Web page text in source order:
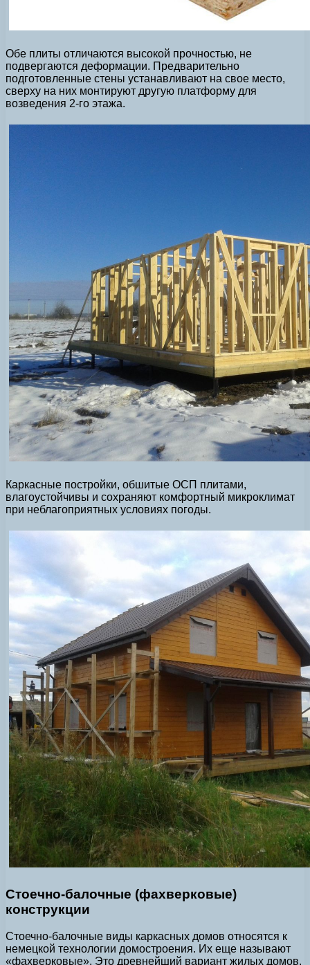
Обе плиты отличаются высокой прочностью, не
подвергаются деформации. Предварительно
подготовленные стены устанавливают на свое место,
сверху на них монтируют другую платформу для
возведения 2-го этажа.
Каркасные постройки, обшитые ОСП плитами,
влагоустойчивы и сохраняют комфортный микроклимат
при неблагоприятных условиях погоды.
Стоечно-балочные (фахверковые)
конструкции
Стоечно-балочные виды каркасных домов относятся к
немецкой технологии домостроения. Их еще называют
«фахверковые». Это древнейший вариант жилых домов,